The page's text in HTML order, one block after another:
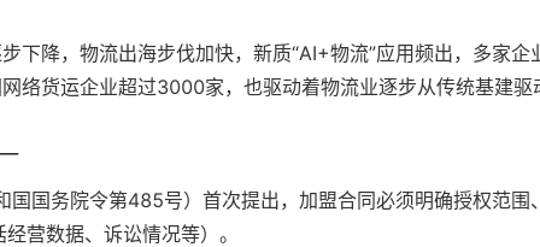
下降，物流出海步伐加快，新质“AI+物流”应用频出，多家
络货运企业超过3000家，也驱动着物流业逐步从传统基建
国务院令第485号）首次提出，加盟合同必须明确授权范
营数据、诉讼情况等）。